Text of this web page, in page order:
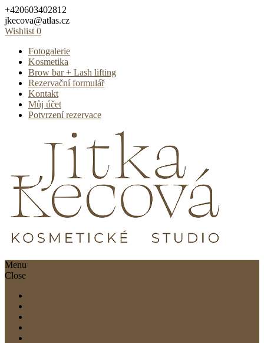
Skip
to
content
+420603402812
jkecova@atlas.cz
Wishlist 0
Fotogalerie
Kosmetika
Brow bar + Lash lifting
Rezervační formulář
Kontakt
Můj účet
Potvrzení rezervace
Menu
Close